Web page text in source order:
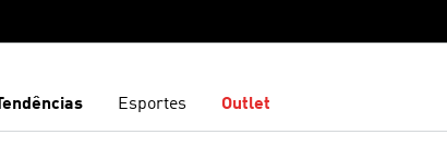
Esportes Outlet